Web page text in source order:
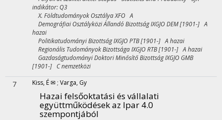
indikátor: Q3
X. Földtudományok Osztálya XFO A
Demográfiai Osztályközi Állandó Bizottság IXGJO DEM [1901-] A
hazai
Politikatudományi Bizottság IXGJO PTB [1901-] A hazai
Regionális Tudományok Bizottsága IXGJO RTB [1901-] A hazai
Gazdaságtudományi Doktori Minősítő Bizottság IXGJO GMB
[1901-] C nemzetközi
7 Kiss, É ✉ ; Varga, Gy
Hazai felsőoktatási és vállalati
együttműködések az Ipar 4.0
szempontjából